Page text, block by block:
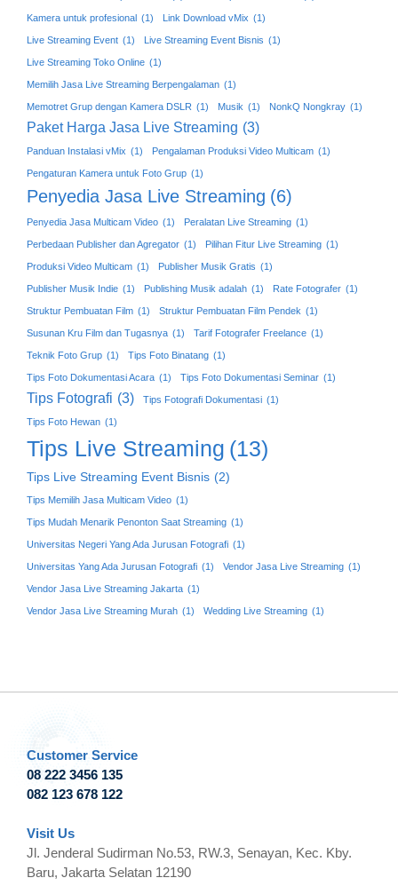
Kamera untuk profesional (1) Link Download vMix (1)
Live Streaming Event (1) Live Streaming Event Bisnis (1)
Live Streaming Toko Online (1)
Memilih Jasa Live Streaming Berpengalaman (1)
Memotret Grup dengan Kamera DSLR (1) Musik (1) NonkQ Nongkray (1)
Paket Harga Jasa Live Streaming (3)
Panduan Instalasi vMix (1) Pengalaman Produksi Video Multicam (1)
Pengaturan Kamera untuk Foto Grup (1)
Penyedia Jasa Live Streaming (6)
Penyedia Jasa Multicam Video (1) Peralatan Live Streaming (1)
Perbedaan Publisher dan Agregator (1) Pilihan Fitur Live Streaming (1)
Produksi Video Multicam (1) Publisher Musik Gratis (1)
Publisher Musik Indie (1) Publishing Musik adalah (1) Rate Fotografer (1)
Struktur Pembuatan Film (1) Struktur Pembuatan Film Pendek (1)
Susunan Kru Film dan Tugasnya (1) Tarif Fotografer Freelance (1)
Teknik Foto Grup (1) Tips Foto Binatang (1)
Tips Foto Dokumentasi Acara (1) Tips Foto Dokumentasi Seminar (1)
Tips Fotografi (3) Tips Fotografi Dokumentasi (1)
Tips Foto Hewan (1)
Tips Live Streaming (13)
Tips Live Streaming Event Bisnis (2)
Tips Memilih Jasa Multicam Video (1)
Tips Mudah Menarik Penonton Saat Streaming (1)
Universitas Negeri Yang Ada Jurusan Fotografi (1)
Universitas Yang Ada Jurusan Fotografi (1) Vendor Jasa Live Streaming (1)
Vendor Jasa Live Streaming Jakarta (1)
Vendor Jasa Live Streaming Murah (1) Wedding Live Streaming (1)
Customer Service
08 222 3456 135
082 123 678 122
Visit Us
Jl. Jenderal Sudirman No.53, RW.3, Senayan, Kec. Kby.
Baru, Jakarta Selatan 12190